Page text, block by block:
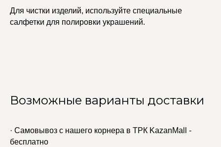
Для чистки изделий, используйте специальные
салфетки для полировки украшений.
Возможные варианты доставки
· Самовывоз с нашего корнера в ТРК KazanMall -
бесплатно